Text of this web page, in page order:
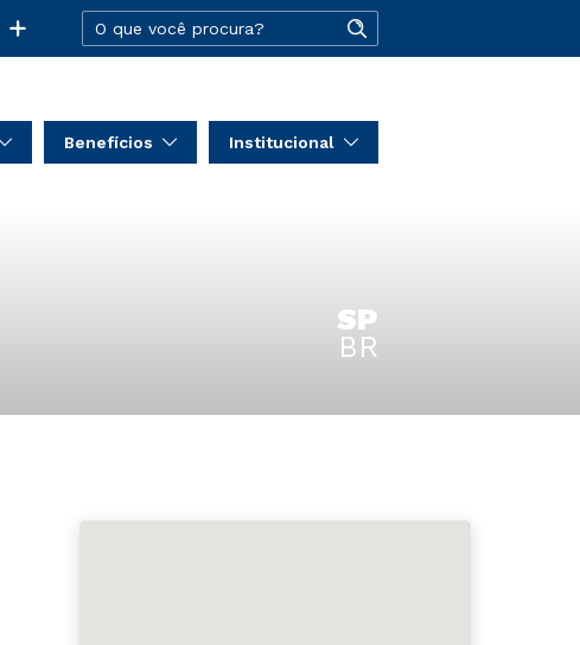
Benefícios Institucional
SP
BR